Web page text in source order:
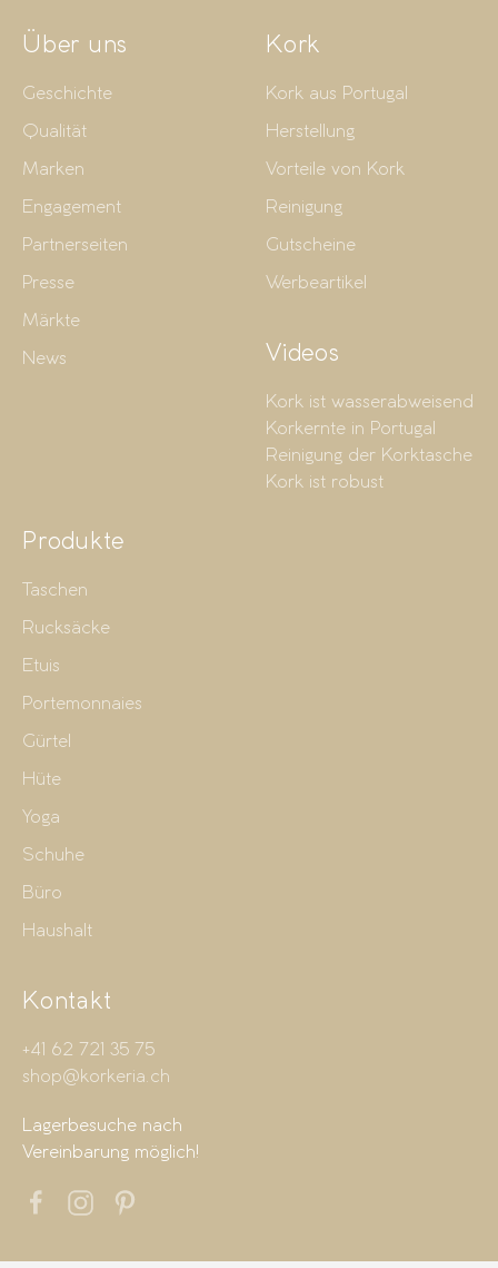
Über uns
Geschichte
Qualität
Marken
Engagement
Partnerseiten
Presse
Märkte
News
Kork
Kork aus Portugal
Herstellung
Vorteile von Kork
Reinigung
Gutscheine
Werbeartikel
Videos
Kork ist wasserabweisend
Korkernte in Portugal
Reinigung der Korktasche
Kork ist robust
Produkte
Taschen
Rucksäcke
Etuis
Portemonnaies
Gürtel
Hüte
Yoga
Schuhe
Büro
Haushalt
Kontakt
+41 62 721 35 75
shop@korkeria.ch
Lagerbesuche nach
Vereinbarung möglich!